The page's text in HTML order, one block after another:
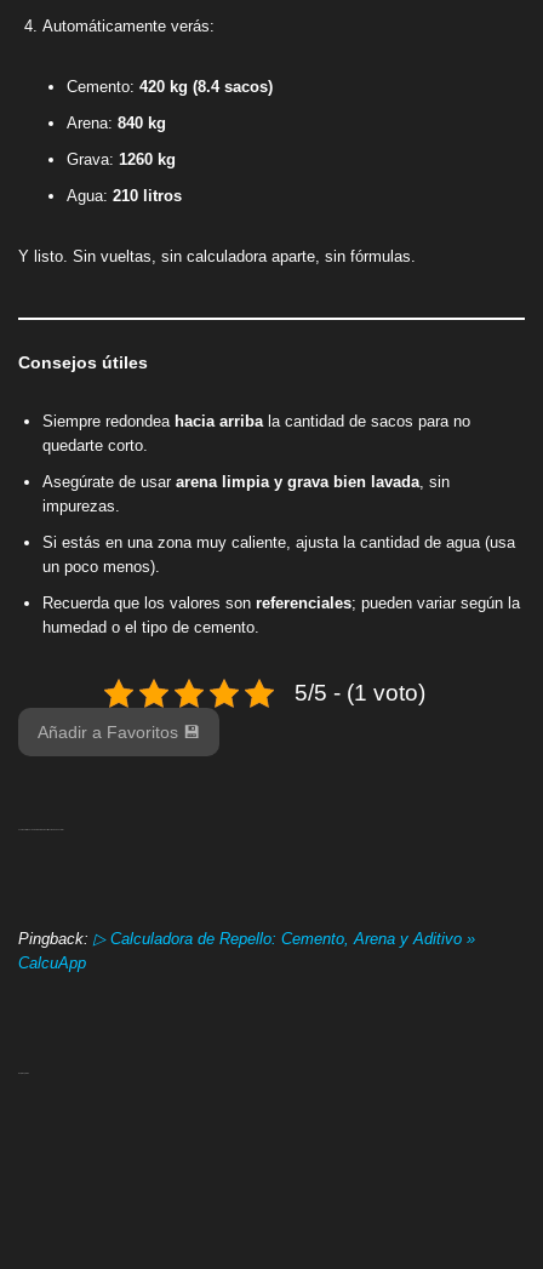
Automáticamente verás:
Cemento: 420 kg (8.4 sacos)
Arena: 840 kg
Grava: 1260 kg
Agua: 210 litros
Y listo. Sin vueltas, sin calculadora aparte, sin fórmulas.
Consejos útiles
Siempre redondea hacia arriba la cantidad de sacos para no
quedarte corto.
Asegúrate de usar arena limpia y grava bien lavada , sin
impurezas.
Si estás en una zona muy caliente, ajusta la cantidad de agua (usa
un poco menos).
Recuerda que los valores son referenciales; pueden variar según la
humedad o el tipo de cemento.
5/5 - (1 voto)
Añadir a Favoritos 💾
Pingback: ▷ Calculadora de Repello: Cemento, Arena y Aditivo »
CalcuApp